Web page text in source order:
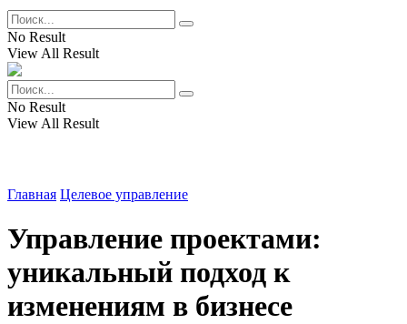
No Result
View All Result
No Result
View All Result
Главная Целевое управление
Управление проектами:
уникальный подход к
изменениям в бизнесе